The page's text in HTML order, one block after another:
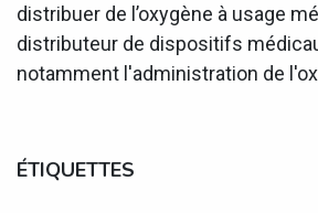
distribuer de l’oxygène à usage
distributeur de dispositifs
notamment l'administration de
ÉTIQUETTES